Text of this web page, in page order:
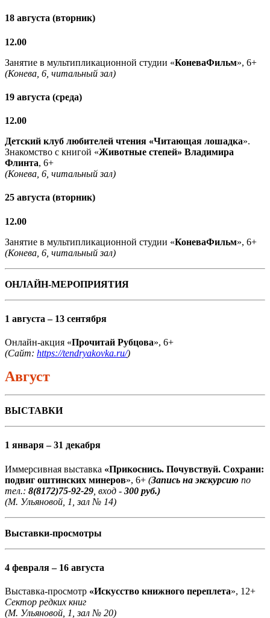
18 августа (вторник)
12.00
Занятие в мультипликационной студии «КоневаФильм», 6+
(Конева, 6, читальный зал)
19 августа (среда)
12.00
Детский клуб любителей чтения «Читающая лошадка».
Знакомство с книгой «Животные степей» Владимира
Флинта, 6+
(Конева, 6, читальный зал)
25 августа (вторник)
12.00
Занятие в мультипликационной студии «КоневаФильм», 6+
(Конева, 6, читальный зал)
ОНЛАЙН-МЕРОПРИЯТИЯ
1 августа – 13 сентября
Онлайн-акция «Прочитай Рубцова», 6+
(Сайт: https://tendryakovka.ru/)
Август
ВЫСТАВКИ
1 января – 31 декабря
Иммерсивная выставка «Прикоснись. Почувствуй. Сохрани:
подвиг оштинских минеров», 6+ (Запись на экскурсию по
тел.: 8(8172)75-92-29 , вход - 300 руб.)
(М. Ульяновой, 1, зал № 14)
Выставки-просмотры
4 февраля – 16 августа
Выставка-просмотр «Искусство книжного переплета», 12+
Сектор редких книг
(М. Ульяновой, 1, зал № 20)